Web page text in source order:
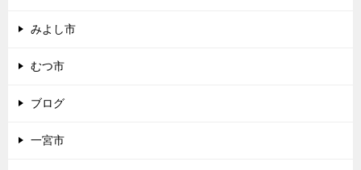
みよし市
むつ市
ブログ
一宮市